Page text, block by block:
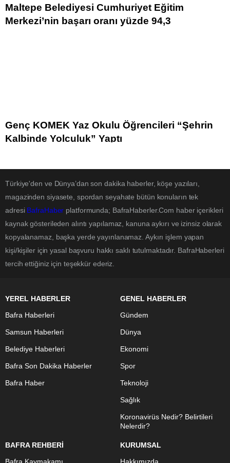
Maltepe Belediyesi Cumhuriyet Eğitim
Merkezi’nin başarı oranı yüzde 94,3
Genç KOMEK Yaz Okulu Öğrencileri “Şehrin
Kalbinde Yolculuk” Yaptı
Türkiye'den ve Dünya’dan son dakika haberler, köşe yazıları,
magazinden siyasete, spordan seyahate bütün konuların tek
adresi BafraHaber platformunda; BafraHaberler.Com haber içerikleri
kaynak gösterileden alıntı yapılamaz, kanuna aykırı ve izinsiz olarak
kopyalanamaz, başka yerde yayınlanamaz. Aykırı işlem yapan
kişi/kişiler için yasal başvuru hakkı saklı tutulmaktadır. BafraHaberleri
tercih ettiğiniz için teşekkür ederiz.
YEREL HABERLER
Bafra Haberleri
Samsun Haberleri
Belediye Haberleri
Bafra Son Dakika Haberler
Bafra Haber
GENEL HABERLER
Gündem
Dünya
Ekonomi
Spor
Teknoloji
Sağlık
Koronavirüs Nedir? Belirtileri
Nelerdir?
BAFRA REHBERİ
Bafra Kaymakamı
KURUMSAL
Hakkımızda